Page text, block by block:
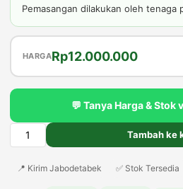
Pemasangan dilakukan oleh tenaga
HARGAHarga
aslinya
Rp15.000.000.
Rp12.000.000Harga
saat
adalah:
💬 Tanya Harga & Stok
Kuantitas
Vertical
Tambah ke
📍 Kirim Jabodetabek ✅ Stok Tersedia